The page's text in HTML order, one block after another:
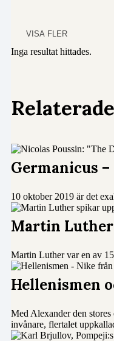
VISA FLER
Inga resultat hittades.
Germanicus
10 oktober 2019 är det
Martin
Martin Luther var en av
Hellenismen
Med Alexander den
invånare, flertalet